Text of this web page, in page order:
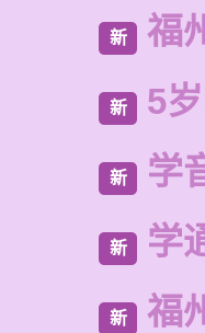
新 福
新 5
新 学
新 学
新 福